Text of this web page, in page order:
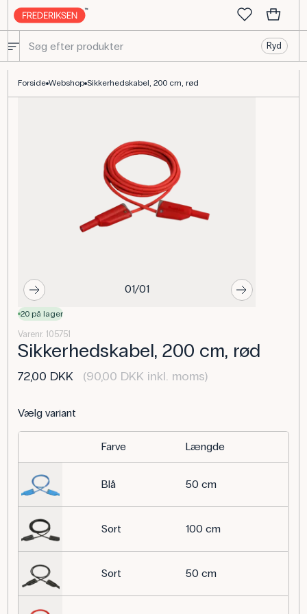
Ryd
Forside Webshop Sikkerhedskabel, 200 cm, rød
01/01
20 på lager
Varenr. 105751
Sikkerhedskabel, 200 cm, rød
72,00 DKK (90,00 DKK inkl. moms)
Vælg variant
Farve Længde
Blå 50 cm
Sort 100 cm
Sort 50 cm